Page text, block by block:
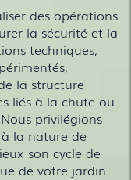
des opérations
la sécurité et la
techniques,
la structure
liés à la chute ou
privilégions
la nature de
son cycle de
de votre jardin.